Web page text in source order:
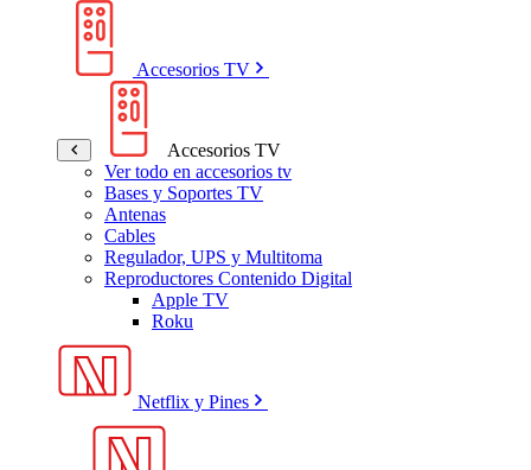
Accesorios TV
Accesorios TV
Ver todo en accesorios tv
Bases y Soportes TV
Antenas
Cables
Regulador, UPS y Multitoma
Reproductores Contenido Digital
Apple TV
Roku
Netflix y Pines